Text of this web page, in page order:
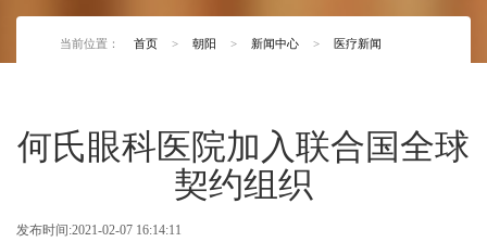
当前位置： 首页 > 朝阳 > 新闻中心 > 医疗新闻
何氏眼科医院加入联合国全球
契约组织
发布时间:2021-02-07 16:14:11